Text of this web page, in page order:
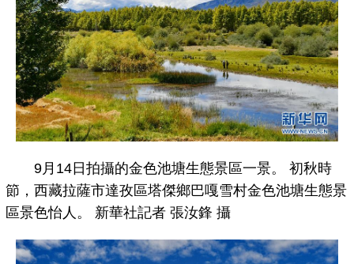
9月14日拍攝的金色池塘生態景區一景。 初秋時
節，西藏拉薩市達孜區塔傑鄉巴嘎雪村金色池塘生態景
區景色怡人。 新華社記者 張汝鋒 攝